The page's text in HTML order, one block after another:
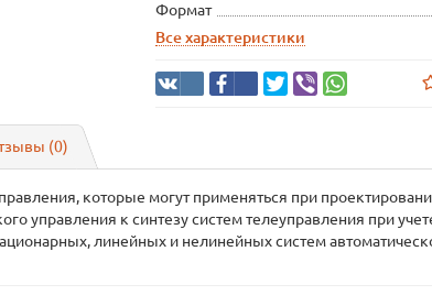
Формат
Все характеристики
(0)
которые могут применяться при
управления к синтезу систем телеуправления при
линейных и нелинейных систем